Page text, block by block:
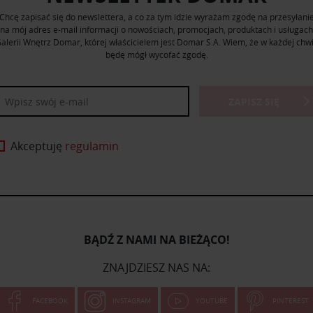
zapisać się do newslettera, a co za tym idzie wyrażam zgodę na
na mój adres e-mail informacji o nowościach, promocjach, produktach i usługach
Wnętrz Domar, której właścicielem jest Domar S.A. Wiem, że w każdej
będę mógł wycofać zgodę.
Akceptuję regulamin
BĄDŹ Z NAMI NA BIEŻĄCO!
ZNAJDZIESZ NAS NA:
FACEBOOK INSTAGRAM YOUTUBE PINTEREST